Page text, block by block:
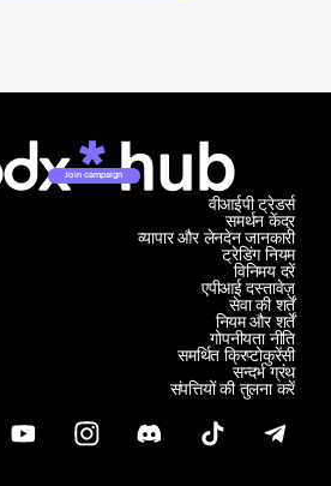
Join campaign
समर्थन केंद्र
व्यापार और लेनदेन जानकारी
वीआईपी ट्रेडर्स
ट्रेडिंग नियम
विनिमय दरें
एपीआई दस्तावेज़
सेवा की शर्तें
नियम और शर्तें
गोपनीयता नीति
समर्थित क्रिप्टोकुरेंसी
सन्दर्भ ग्रंथ
संपत्तियों की तुलना करें